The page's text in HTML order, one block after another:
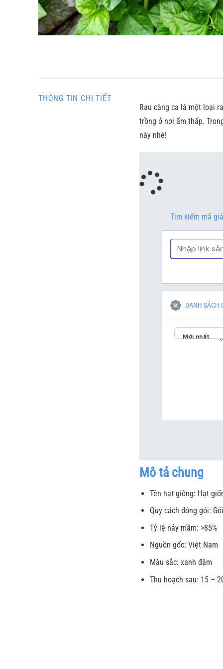
THÔNG TIN CHI TIẾT
Rau càng ca là một loại
trồng ở nơi ẩm thấp.
này nhé!
Tìm kiếm mã
DANH SÁCH
Mới nhất
Mô tả chung
Tên hạt giống: Hạt
Quy cách đóng gói:
Tỷ lệ nảy mầm: >85%
Nguồn gốc: Việt Nam
Màu sắc: xanh đậm
Thu hoạch sau: 15 –